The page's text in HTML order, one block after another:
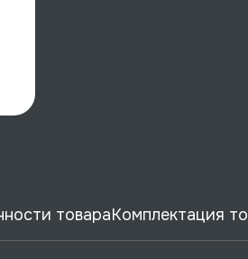
товараКомплектация